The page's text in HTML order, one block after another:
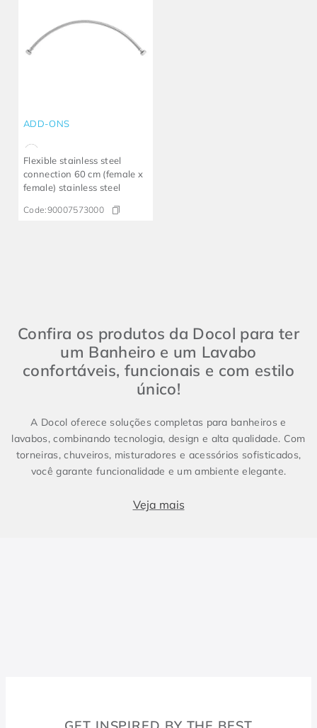
ADD-ONS
Flexible stainless steel
connection 60 cm (female x
female) stainless steel
Code:90007573000
Confira os produtos da Docol para ter
um Banheiro e um Lavabo
confortáveis, funcionais e com estilo
único!
A Docol oferece soluções completas para banheiros e
lavabos, combinando tecnologia, design e alta qualidade. Com
torneiras, chuveiros, misturadores e acessórios sofisticados,
você garante funcionalidade e um ambiente elegante.
Produtos essenciais para Banheiro e Lavabo
Veja mais